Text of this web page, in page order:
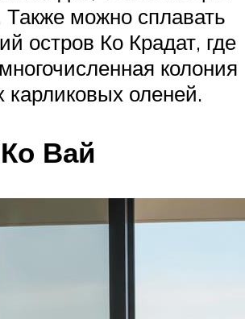
Также можно сплавать
остров Ко Крадат, где
колония
карликовых оленей.
Вай